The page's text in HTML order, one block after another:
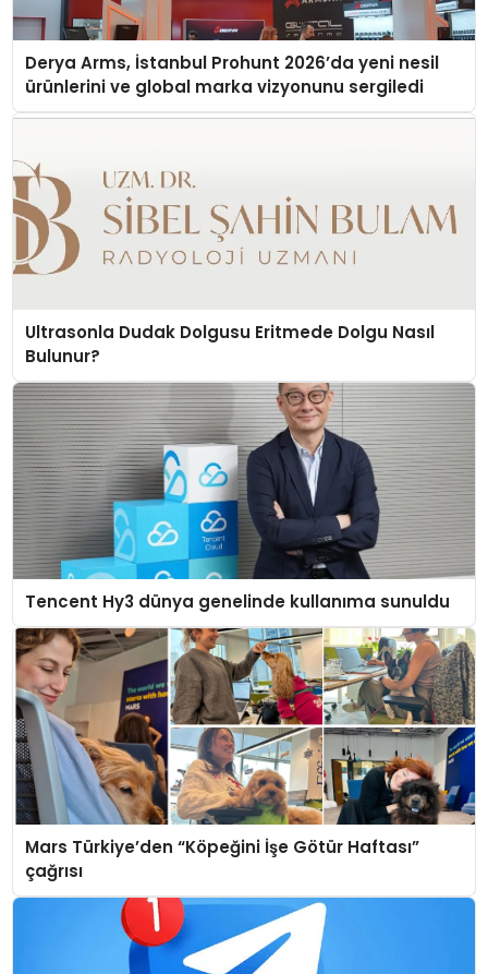
Derya Arms, İstanbul Prohunt 2026’da yeni nesil
ürünlerini ve global marka vizyonunu sergiledi
Ultrasonla Dudak Dolgusu Eritmede Dolgu Nasıl
Bulunur?
Tencent Hy3 dünya genelinde kullanıma sunuldu
Mars Türkiye’den “Köpeğini İşe Götür Haftası”
çağrısı